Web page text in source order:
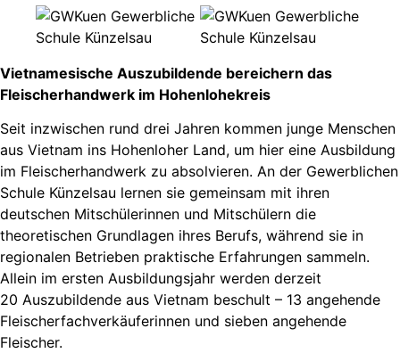
Vietnamesische Auszubildende bereichern das
Fleischerhandwerk im Hohenlohekreis
Seit inzwischen rund drei Jahren kommen junge Menschen
aus Vietnam ins Hohenloher Land, um hier eine Ausbildung
im Fleischerhandwerk zu absolvieren. An der Gewerblichen
Schule Künzelsau lernen sie gemeinsam mit ihren
deutschen Mitschülerinnen und Mitschülern die
theoretischen Grundlagen ihres Berufs, während sie in
regionalen Betrieben praktische Erfahrungen sammeln.
Allein im ersten Ausbildungsjahr werden derzeit
20 Auszubildende aus Vietnam beschult – 13 angehende
Fleischerfachverkäuferinnen und sieben angehende
Fleischer.